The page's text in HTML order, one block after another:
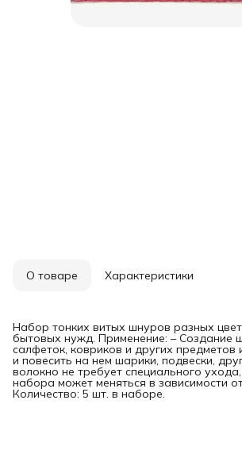
О товаре Характеристики
Набор тонких витых шнуров разных
бытовых нужд. Применение: – Создание
салфеток, ковриков и других
и повесить на нем шарики, подвески,
волокно не требует специального
набора может меняться в зависимости
Количество: 5 шт. в наборе.